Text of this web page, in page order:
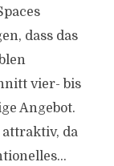
dass das
vier- bis
Angebot.
attraktiv, da